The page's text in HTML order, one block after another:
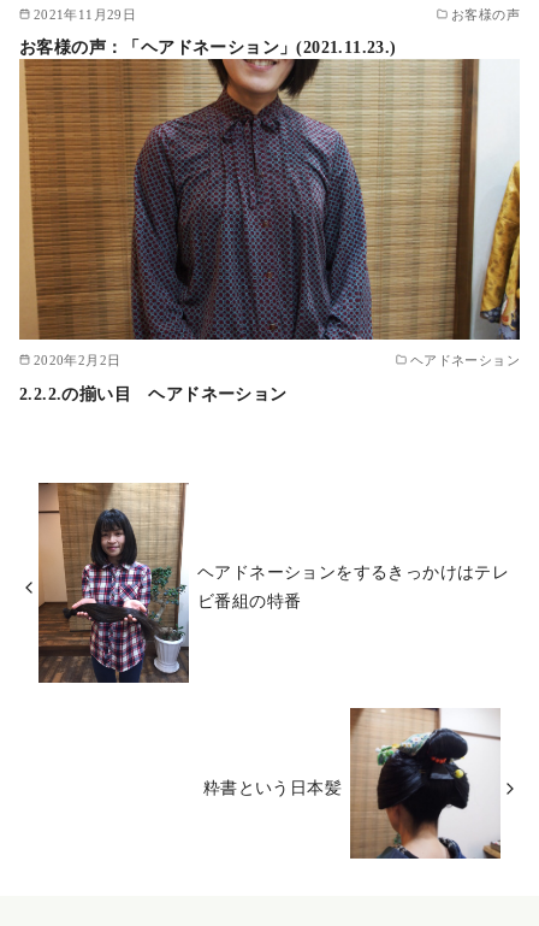
2021年11月29日 お客様の声
お客様の声：「ヘアドネーション」(2021.11.23.)
2020年2月2日 ヘアドネーション
2.2.2.の揃い目 ヘアドネーション
ヘアドネーションをするきっかけはテレ
ビ番組の特番
粋書という日本髪